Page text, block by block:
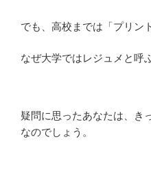
でも、高校までは「プリン
なぜ大学ではレジュメと呼
疑問に思ったあなたは、き
なのでしょう。